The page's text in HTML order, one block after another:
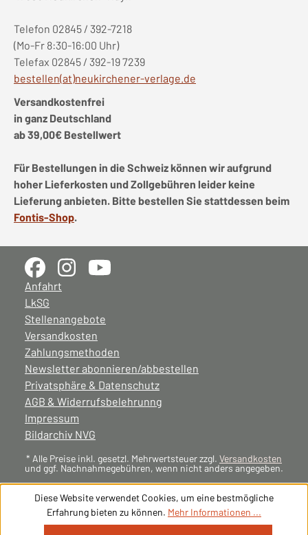
Telefon 02845 / 392-7218
(Mo-Fr 8:30-16:00 Uhr)
Telefax 02845 / 392-19 7239
bestellen(at)neukirchener-verlage.de
Versandkostenfrei
in ganz Deutschland
ab 39,00€ Bestellwert
Für Bestellungen in die Schweiz können wir aufgrund
hoher Lieferkosten und Zollgebühren leider keine
Lieferung anbieten. Bitte bestellen Sie stattdessen beim
Fontis-Shop.
Anfahrt
LkSG
Stellenangebote
Versandkosten
Zahlungsmethoden
Newsletter abonnieren/abbestellen
Privatsphäre & Datenschutz
AGB & Widerrufsbelehrunng
Impressum
Bildarchiv NVG
* Alle Preise inkl. gesetzl. Mehrwertsteuer zzgl. Versandkosten
und ggf. Nachnahmegebühren, wenn nicht anders angegeben.
Diese Website verwendet Cookies, um eine bestmögliche
Erfahrung bieten zu können. Mehr Informationen ...